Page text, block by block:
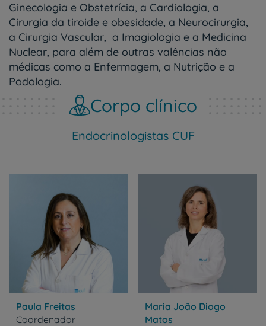
Ginecologia e Obstetrícia, a Cardiologia, a
Cirurgia da tiroide e obesidade, a Neurocirurgia,
a Cirurgia Vascular, a Imagiologia e a Medicina
Nuclear, para além de outras valências não
médicas como a Enfermagem, a Nutrição e a
Podologia.
Corpo clínico
Endocrinologistas CUF
Paula Freitas
Coordenador
Maria João Diogo
Matos